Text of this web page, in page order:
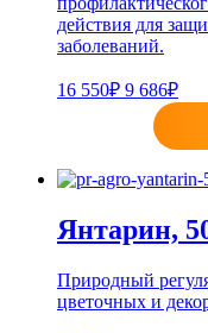
действия для
заболеваний.
16 550₽ 9 686₽
Янтарин,
Природный
цветочных и